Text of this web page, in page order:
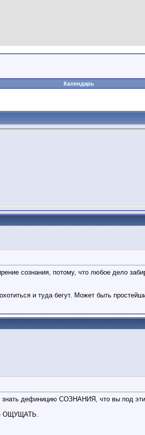
Календарь
сознания, потому, что любое дело
и туда бегут. Может быть
дефиницию СОЗНАНИЯ, что вы под
ОЩУЩАТЬ.